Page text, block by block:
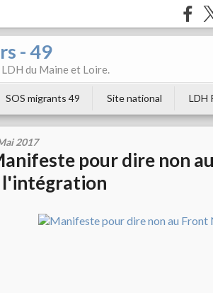
- 49
du Maine et Loire.
SOS migrants 49 Site national LDH
2017
pour dire non
l'intégration